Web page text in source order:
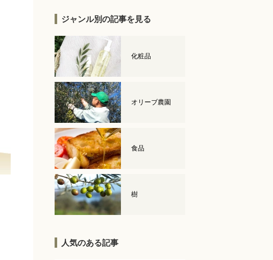
ジャンル別の記事を見る
化粧品
オリーブ農園
食品
樹
人気のある記事